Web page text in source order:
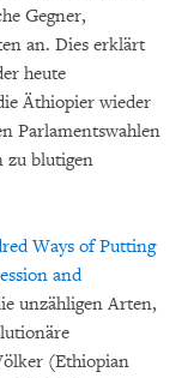
Gegner,
an. Dies erklärt
heute
Äthiopier wieder
Parlamentswahlen
zu blutigen
Ways of Putting
and
unzähligen Arten,
(Ethiopian